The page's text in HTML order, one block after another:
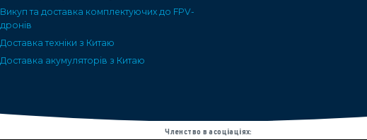
Викуп та доставка комплектуючих до FPV-
дронів
Доставка техніки з Китаю
Доставка акумуляторів з Китаю
Членство в асоціаціях: